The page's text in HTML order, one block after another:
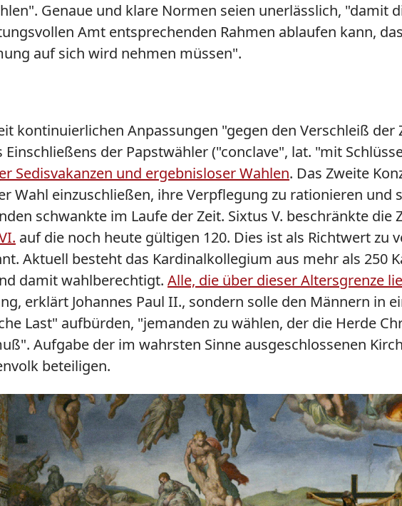
Genaue und klare Normen seien unerlässlich, "damit
Amt entsprechenden Rahmen ablaufen kann,
auf sich wird nehmen müssen".
kontinuierlichen Anpassungen "gegen den Verschleiß der
Einschließens der Papstwähler ("conclave", lat. "mit
Sedisvakanzen und ergebnisloser Wahlen. Das Zweite
Wahl einzuschließen, ihre Verpflegung zu rationieren und
schwankte im Laufe der Zeit. Sixtus V. beschränkte
auf die noch heute gültigen 120. Dies ist als Richtwert zu
Aktuell besteht das Kardinalkollegium aus mehr als 250
damit wahlberechtigt. Alle, die über dieser Altersgrenze
erklärt Johannes Paul II., sondern solle den Männern in
Last" aufbürden, "jemanden zu wählen, der die Herde
Aufgabe der im wahrsten Sinne ausgeschlossenen
beteiligen.